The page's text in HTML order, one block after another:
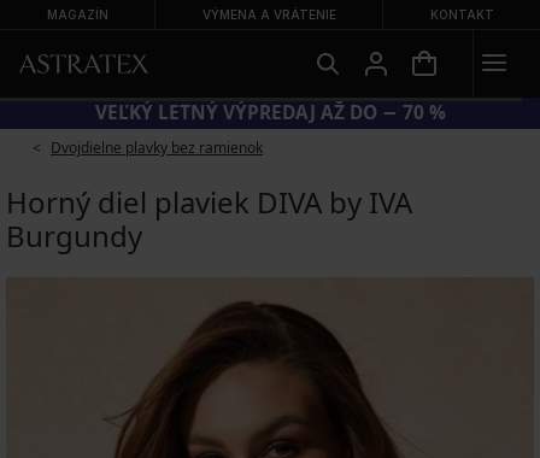
MAGAZÍN VÝMENA A VRÁTENIE KONTAKT
KÓD SUN20 = EXTRA −20 % NA ZĽAVNENÉ PLAVKY
Dvojdielne plavky bez ramienok
Horný diel plaviek DIVA by IVA
Burgundy